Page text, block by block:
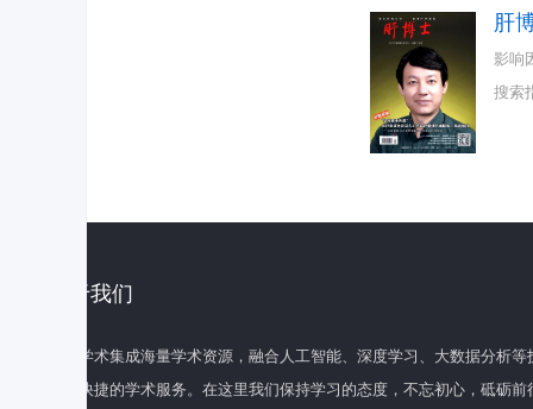
肝
影响
搜索
关于我们
百度学术集成海量学术资源，融合人工智能、深度学习、大数据分析
全面快捷的学术服务。在这里我们保持学习的态度，不忘初心，砥砺前